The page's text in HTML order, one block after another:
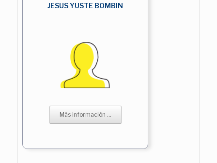
JESUS YUSTE BOMBIN
Más información ...